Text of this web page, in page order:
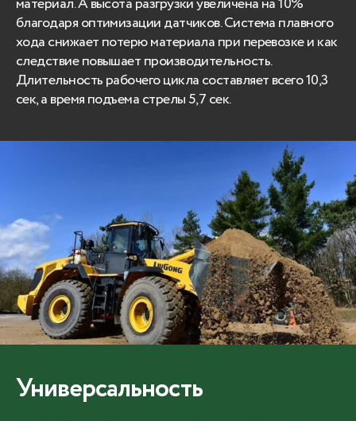
благодаря оптимизации датчиков. Система плавного
хода снижает потерю материала при перевозке и как
следствие повышает производительность.
Длительность рабочего цикла составляет всего 10,3
сек, а время подъема стрелы 5,7 сек.
Универсальность